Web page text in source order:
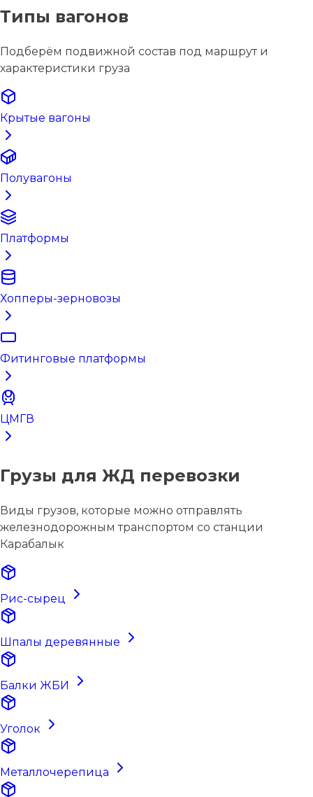
Типы вагонов
Подберём подвижной состав под маршрут и
характеристики груза
Крытые вагоны
Полувагоны
Платформы
Хопперы-зерновозы
Фитинговые платформы
ЦМГВ
Грузы для ЖД перевозки
Виды грузов, которые можно отправлять
железнодорожным транспортом со станции
Карабалык
Рис-сырец
Шпалы деревянные
Балки ЖБИ
Уголок
Металлочерепица